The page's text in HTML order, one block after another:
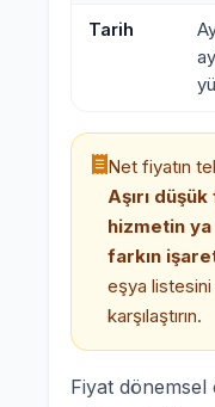
Tarih
Net fiyatın
Aşırı
hizmetin
farkın
eşya
karşılaştırın.
Fiyat dönemsel